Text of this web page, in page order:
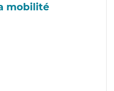
mobilité